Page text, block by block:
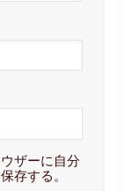
ザーに自分
存する。